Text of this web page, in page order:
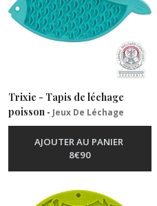
Trixie - Tapis de léchage
poisson - Jeux De Léchage
AJOUTER AU PANIER
8€90